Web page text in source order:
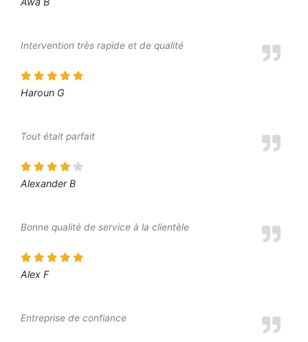
Intervention très rapide et de qualité
Haroun G
Tout était parfait
Alexander B
Bonne qualité de service à la clientèle
Alex F
Entreprise de confiance